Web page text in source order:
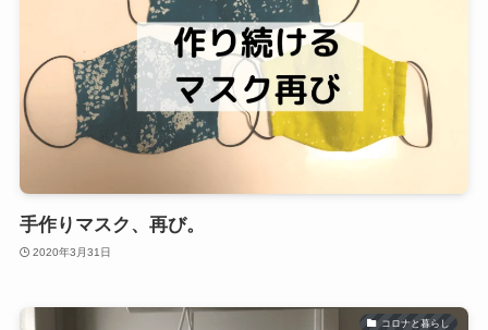
手作りマスク、再び。
2020年3月31日
コロナと暮らし